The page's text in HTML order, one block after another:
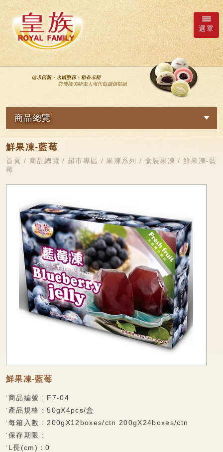
選單
語系
繁體中文
日本語
關於我們
最新消息
廠商專區
家會香成員
線上購物
聯絡我們
商品總覽
網路訂購
新品專區
皇族Family
軟Q麻糬系列
可可麻糬系列
棉大福系列
袋裝麻糬系列
麻糬派餅系列
香脆蛋捲
法式薄脆餅系列
乳果大福系列
巧克力披覆系列
水果酥系列
雪花酥系列
鮮果凍-藍莓
首頁 / 商品總覽 / 超市專區 / 果凍系列 / 盒裝果凍 / 鮮果凍-藍
莓
鮮果凍-藍莓
商品編號 : F7-04
產品規格 : 50gX4pcs/盒
每箱入數 : 200gX12boxes/ctn 200gX24boxes/ctn
保存期限 :
L長(cm)：0